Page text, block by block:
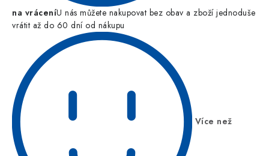
na vráceníU nás můžete nakupovat bez obav a zboží jednoduše
vrátit až do 60 dní od nákupu
Více než